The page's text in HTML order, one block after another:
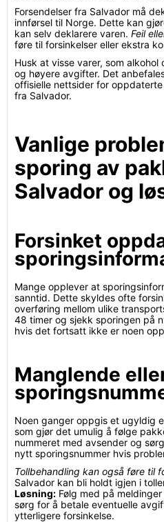
Forsendelser fra Salvador må
innførsel til Norge. Dette kan
kan selv deklarere varen. Feil
føre til forsinkelser eller ekstra
Husk at visse varer, som
og høyere avgifter. Det
offisielle nettsider for
fra Salvador.
Vanlige
sporing av
Salvador og
Forsinket
Mange opplever at
sanntid. Dette skyldes ofte
overføring mellom ulike
48 timer og sjekk sporingen på
hvis det fortsatt ikke er noen
Manglende
Noen ganger oppgis et ugyldig
som gjør det umulig å følge
nummeret med avsender og
nytt sporingsnummer hvis
Tollbehandling kan også føre til
Salvador kan bli holdt igjen i
Løsning: Følg med på
sørg for å betale eventuelle
ytterligere forsinkelse.